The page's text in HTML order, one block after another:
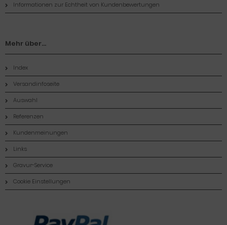
Informationen zur Echtheit von Kundenbewertungen
Mehr über...
Index
Versandinfoseite
Auswahl
Referenzen
Kundenmeinungen
Links
Gravur-Service
Cookie Einstellungen
Zahlungsmethoden